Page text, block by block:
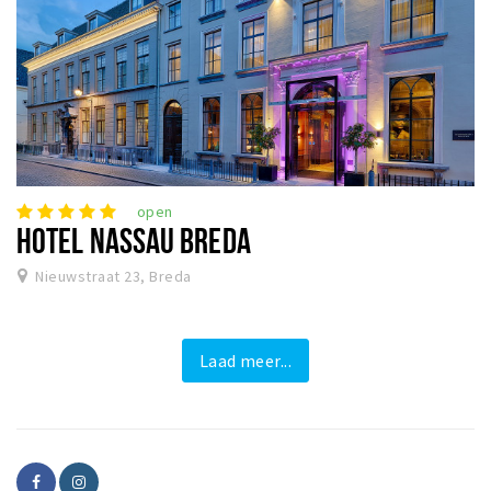
open
HOTEL NASSAU BREDA
Nieuwstraat 23, Breda
Laad meer...